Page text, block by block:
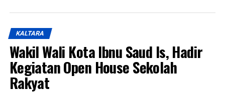
sebanyak 51 aparatur sipil negara juga dilantik dalam
pengangkatan pertama Jabatan Fungsional yang akan
bertugas di berbagai perangkat daerah di lingkungan
Pemerintah Kota Tarakan.
Wali Kota mengucapkan selamat kepada seluruh penerima
KALTARA
Wakil Wali Kota Ibnu Saud Is, Hadir
Kegiatan Open House Sekolah
Rakyat